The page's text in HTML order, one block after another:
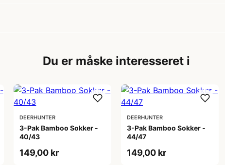
Du er måske interesseret i
DEERHUNTER
3-Pak Bamboo Sokker -
40/43
149,00 kr
DEERHUNTER
3-Pak Bamboo Sokker -
44/47
149,00 kr